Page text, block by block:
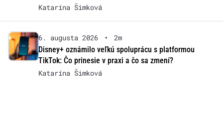
Katarína Šimková
6. augusta 2026 •
2m
Disney+ oznámilo veľkú spoluprácu s platformou
TikTok: Čo prinesie v praxi a čo sa zmení?
Katarína Šimková